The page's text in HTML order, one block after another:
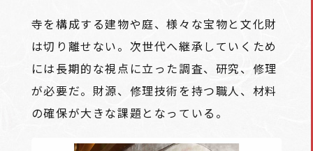
寺を構成する建物や庭、様々な宝物と文化財
は切り離せない。次世代へ継承していくため
には長期的な視点に立った調査、研究、修理
が必要だ。財源、修理技術を持つ職人、材料
の確保が大きな課題となっている。